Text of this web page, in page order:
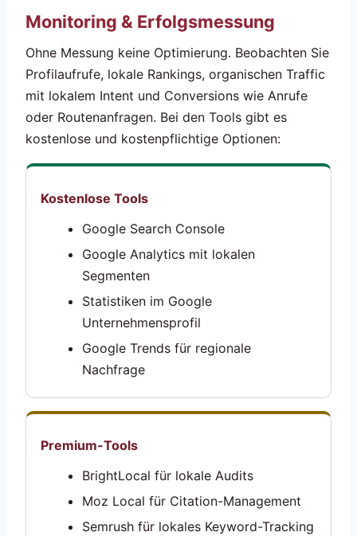
Monitoring & Erfolgsmessung
Ohne Messung keine Optimierung. Beobachten Sie
Profilaufrufe, lokale Rankings, organischen Traffic
mit lokalem Intent und Conversions wie Anrufe
oder Routenanfragen. Bei den Tools gibt es
kostenlose und kostenpflichtige Optionen:
Kostenlose Tools
Google Search Console
Google Analytics mit lokalen
Segmenten
Statistiken im Google
Unternehmensprofil
Google Trends für regionale
Nachfrage
Premium-Tools
BrightLocal für lokale Audits
Moz Local für Citation-Management
Semrush für lokales Keyword-Tracking